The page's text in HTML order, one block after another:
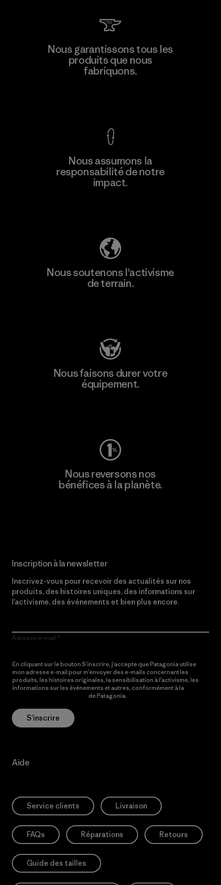
Hirdaramani Industries (Pvt)
Ltd. - Kahathuduwa
Nous garantissons tous les
produits que nous
fabriquons.
Nous assumons la
responsabilité de notre
impact.
Nous soutenons l'activisme
de terrain.
Nous faisons durer votre
équipement.
Nous reversons nos
bénéfices à la planète.
Inscription à la newsletter
Inscrivez-vous pour recevoir des actualités sur nos
produits, des histoires uniques, des informations sur
l’activisme, des événements et bien plus encore.
Adresse e-mail
En cliquant sur le bouton S’inscrire, j’accepte que Patagonia utilise
mon adresse e-mail pour m’envoyer des e-mails concernant les
produits, les histoires originales, la sensibilisation à l’activisme, les
informations sur les événements et autres, conformément à la
de Patagonia.
S’inscrire
Aide
Service clients Livraison
FAQs Réparations Retours
Guide des tailles